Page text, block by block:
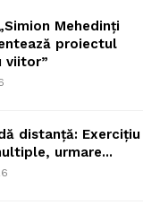
Mehedinți
proiectul
viitor”
distanță: Exercițiu
urmare...